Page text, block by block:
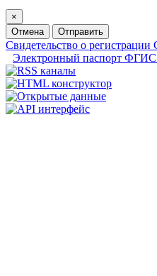
×
Отмена
Отправить
Свидетельство о
Электронный паспорт